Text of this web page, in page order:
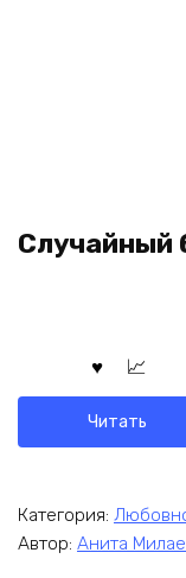
Случайный
Читать
Категория:
Автор: Анита